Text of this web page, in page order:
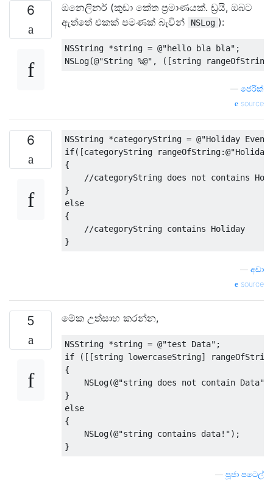
6
ඔනෙලිනර් (කුඩා කේත ප්‍රමාණයක්. ඩ්‍රයි, ඔබට
ඇත්තේ එකක් පමණක් බැවින්
NSLog ):
NSString *string = @"hello bla bla" ;
NSLog(@"String %@" , ([string rangeOfString
ජෙරික්
source
6 NSString *categoryString = @"Holiday
if([categoryString rangeOfString:@
{
//categoryString does not contains
}
else
{
//categoryString contains Holiday
}
අඩා
source
5 මේක උත්සාහ කරන්න,
NSString *string = @"test Data" ;
if
([[string lowercaseString]
{
NSLog(@"string does not contain Data"
}
else
{
NSLog(@"string contains data!");
}
පූජා පටෙල්